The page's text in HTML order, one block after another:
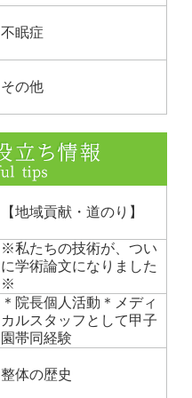
不眠症
その他
【地域貢献・道のり】
※私たちの技術が、つい
に学術論文になりました
※
＊院長個人活動＊メディ
カルスタッフとして甲子
園帯同経験
整体の歴史